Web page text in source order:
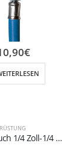
Blauer Schlauch 1/4 Zoll-1/4 Zoll
€